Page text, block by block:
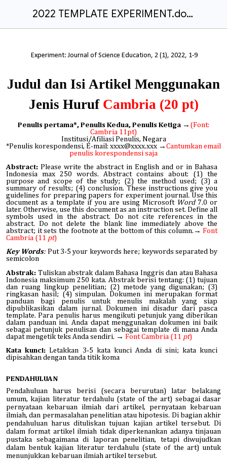
2022 TEMPLATE EXPERIMENT.docx
Experiment: Journal of Science Education, 2 (1), 2022, 1-9
Judul dan Isi Artikel Menggunakan
Jenis Huruf Cambria (20 pt)
Penulis pertama*, Penulis Kedua, Penulis Ketiga → (Font:
Cambria 11pt)
Institusi/Afiliasi Penulis, Negara
*Penulis korespondensi, E-mail: xxxx@xxxx.xxx → Cantumkan email
penulis korespondensi saja
Abstract: Please write the abstract in English and or in Bahasa
Indonesia max 250 words. Abstract contains about: (1) the
purpose and scope of the study; (2) the method used; (3) a
summary of results; (4) conclusion. These instructions give you
guidelines for preparing papers for experiment journal.Use this
document as a template if you are using Microsoft Word7.0 or
later. Otherwise, use this document as an instruction set. Define all
symbols used in the abstract. Do not cite references in the
abstract. Do not delete the blank line immediately above the
abstract; it sets the footnote at the bottom of this column.→ Font
Cambria (11 pt)
Key Words: Put 3-5 your keywords here; keywords separated by
semicolon
Abstrak: Tuliskan abstrak dalam Bahasa Inggris dan atau Bahasa
Indonesia maksimum 250 kata. Abstrak berisi tentang: (1) tujuan
dan ruang lingkup penelitian; (2) metode yang digunakan; (3)
ringkasan hasil; (4) simpulan. Dokumen ini merupakan format
panduan bagi penulis untuk menulis makalah yang siap
dipublikasikan dalam jurnal. Dokumen ini disadur dari pasca
template. Para penulis harus mengikuti petunjuk yang diberikan
dalam panduan ini. Anda dapat menggunakan dokumen ini baik
sebagai petunjuk penulisan dan sebagai template di mana Anda
dapat mengetik teks Anda sendiri. → Font Cambria (11 pt)
Kata kunci: Letakkan 3-5 kata kunci Anda di sini; kata kunci
dipisahkan dengan tanda titik koma
PENDAHULUAN
Pendahuluan harus berisi (secara berurutan) latar belakang
umum, kajian literatur terdahulu (state of the art) sebagai dasar
pernyataan kebaruan ilmiah dari artikel, pernyataan kebaruan
ilmiah, dan permasalahan penelitian atau hipotesis. Di bagian akhir
pendahuluan harus dituliskan tujuan kajian artikel tersebut. Di
dalam format artikel ilmiah tidak diperkenankan adanya tinjauan
pustaka sebagaimana di laporan penelitian, tetapi diwujudkan
dalam bentuk kajian literatur terdahulu (state of the art) untuk
menunjukkan kebaruan ilmiah artikel tersebut.